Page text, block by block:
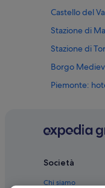
Castello del
Stazione di
Stazione di
Borgo
Piemonte:
Torino: Lodge
Area
Società
Chi siamo